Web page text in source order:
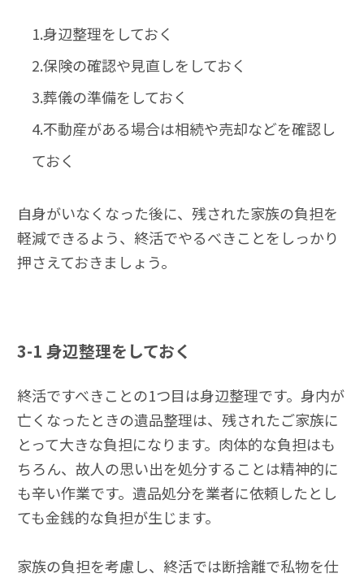
1.身辺整理をしておく
2.保険の確認や見直しをしておく
3.葬儀の準備をしておく
4.不動産がある場合は相続や売却などを確認し
ておく
自身がいなくなった後に、残された家族の負担を
軽減できるよう、終活でやるべきことをしっかり
押さえておきましょう。
3-1 身辺整理をしておく
終活ですべきことの1つ目は身辺整理です。身内が
亡くなったときの遺品整理は、残されたご家族に
とって大きな負担になります。肉体的な負担はも
ちろん、故人の思い出を処分することは精神的に
も辛い作業です。遺品処分を業者に依頼したとし
ても金銭的な負担が生じます。
家族の負担を考慮し、終活では断捨離で私物を仕